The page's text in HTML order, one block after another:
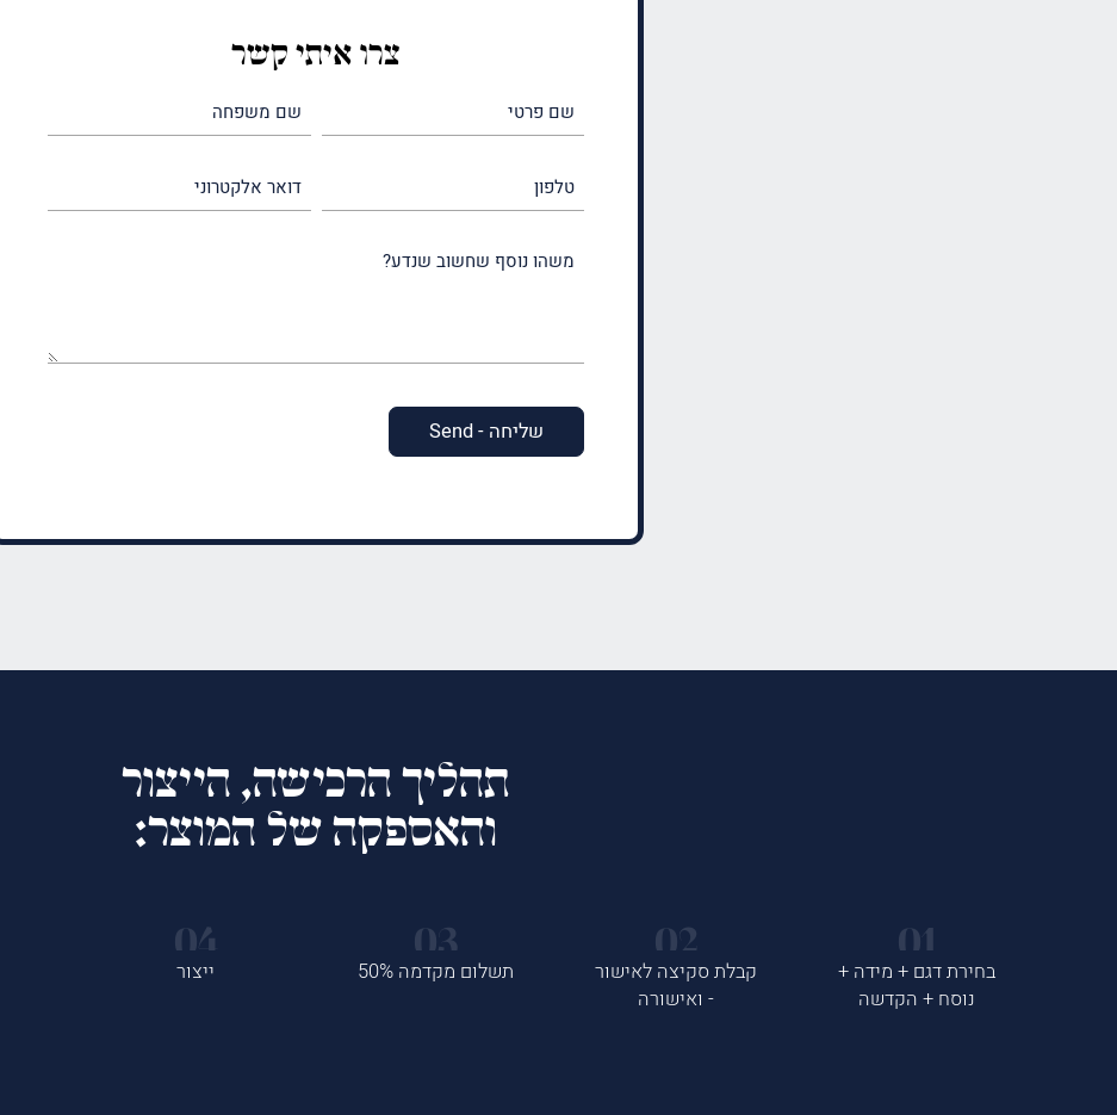
צרו איתי קשר
תהליך הרכישה, הייצור
והאספקה של המוצר:
בחירת דגם + מידה +
נוסח + הקדשה
קבלת סקיצה לאישור
- ואישורה
תשלום מקדמה 50% ייצור